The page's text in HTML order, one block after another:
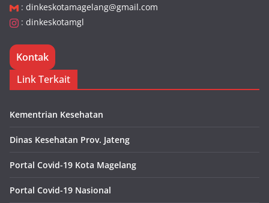
: dinkeskotamagelang@gmail.com
: dinkeskotamgl
Kontak
Link Terkait
Kementrian Kesehatan
Dinas Kesehatan Prov. Jateng
Portal Covid-19 Kota Magelang
Portal Covid-19 Nasional